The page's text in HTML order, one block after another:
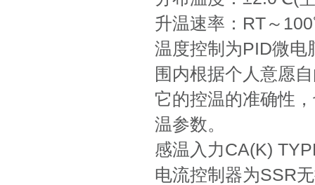
升温速率：RT～
温度控制为PID微电
围内根据个人意愿
它的控温的准确性
温参数。
感温入力CA(K)
电流控制器为SSR